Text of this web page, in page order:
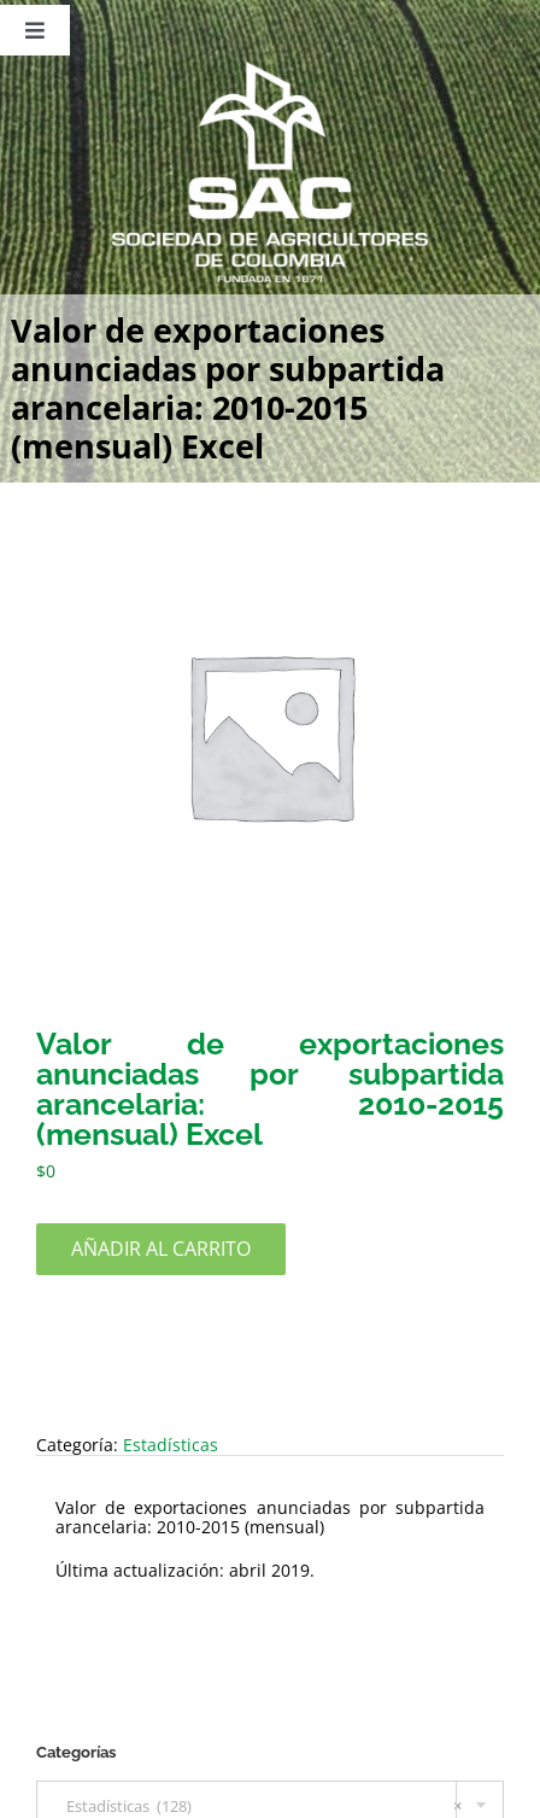
Saltar
contenido
Toggle
Navigation
Nosotros
Publicaciones
Sala de Prensa
Eventos
Valor de exportaciones
anunciadas por subpartida
arancelaria: 2010-2015
(mensual) Excel
Valor de exportaciones
anunciadas por subpartida
arancelaria: 2010-2015
(mensual) Excel
$0
AÑADIR AL CARRITO
Categoría: Estadísticas
Valor de exportaciones anunciadas por subpartida
arancelaria: 2010-2015 (mensual)
Última actualización: abril 2019.
Categorías
×
Estadísticas (128)